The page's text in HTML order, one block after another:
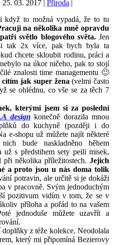
25. 03. 2017 | Příroda |
když to možná vypadá, že to tu
na několika mně opravdu
světlo blogového světa.Jen
tak 2x více, pak bych byla ta
chcete skloubit rodinu, práci a
na úkor ničeho, pak to stojí
znalosti time managementu 🙂
cítím jak super žena (velmi často
se ohlédnu, co vše se za těch 7
kterými jsem si za poslední
design konečně dorazila mnou
do kuchyně (později i do
e-shopu už můžete najít některé
bude naskladněno během
už s předstihem sety peili misek,
při několika příležitostech. Jejich
a proto jsou u nás doma tolik
potravin, ale určitě si je dokáži
v pracovně. Svým jednoduchým
pozitivum vidím v tom, že se v
příloha a pořád to na vašem
jednoduše můžete uzavřít a
z téže kolekce. Neodolala
který mi připomíná Bezierovy